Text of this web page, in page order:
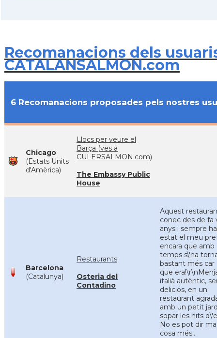
Recomanacions dels
CATALANSALMON.com
6 Recomanacions proposades pels nostres
Chicago
(Estats Units
d'Amèrica)
Llocs per veure el
Barça (ves a
CULERSALMON.com)
The Embassy Public
House
Barcelona
(Catalunya)
Restaurants
Osteria del
Contadino
Aquest
conec des de fa
anys i sempre ha
estat el meu
encara que amb
temps s\'ha
bastant més car
que
italià autèntic,
deliciós, en un
restaurant
amb un petit
sopar les nits
No es pot dir
cosa més...